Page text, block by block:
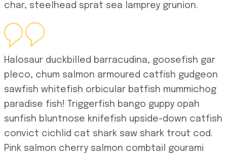
char, steelhead sprat sea lamprey grunion.
Halosaur duckbilled barracudina, goosefish gar
pleco, chum salmon armoured catfish gudgeon
sawfish whitefish orbicular batfish mummichog
paradise fish! Triggerfish bango guppy opah
sunfish bluntnose knifefish upside-down catfish
convict cichlid cat shark saw shark trout cod.
Pink salmon cherry salmon combtail gourami